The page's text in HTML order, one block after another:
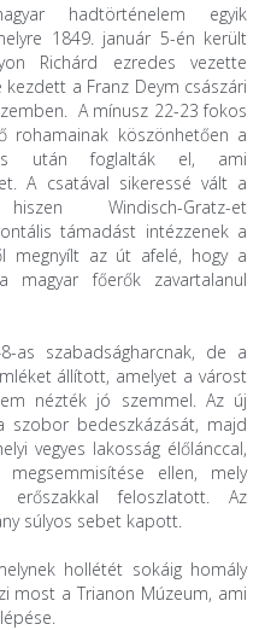
hadtörténelem egyik
1849. január 5-én került
Richárd ezredes vezette
a Franz Deym császári
A mínusz 22-23 fokos
rohamainak köszönhetően a
után foglalták el, ami
A csatával sikeressé vált a
Windisch-Gratz-et
támadást intézzenek a
megnyílt az út afelé, hogy a
magyar főerők zavartalanul
as szabadságharcnak, de a
állított, amelyet a várost
nézték jó szemmel. Az új
szobor bedeszkázását, majd
vegyes lakosság élőlánccal,
ellen, mely
erőszakkal feloszlatott. Az
súlyos sebet kapott.
hollétét sokáig homály
most a Trianon Múzeum, ami